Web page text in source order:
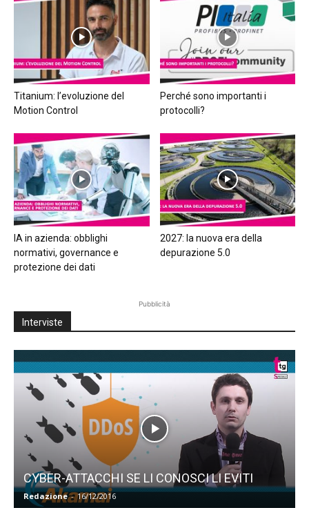
Titanium: l’evoluzione del
Motion Control
Perché sono importanti i
protocolli?
IA in azienda: obblighi
normativi, governance e
protezione dei dati
2027: la nuova era della
depurazione 5.0
Pubblicità
Interviste
CYBER-ATTACCHI SE LI CONOSCI LI EVITI
Redazione - 16/12/2016